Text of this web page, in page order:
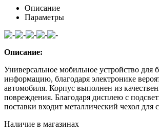
Описание
Параметры
Описание:
Универсальное мобильное устройство
информацию, благодаря электронике
автомобиля. Корпус выполнен из
повреждения. Благодаря дисплею с
поставки входит металлический чехол для
Наличие в магазинах